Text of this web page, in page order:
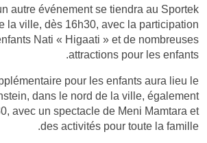
autre événement se tiendra au Sportek
la ville, dès 16h30, avec la participation
Nati « Higaati » et de nombreuses
attractions pour les enfants.
pour les enfants aura lieu le
dans le nord de la ville, également
avec un spectacle de Meni Mamtara et
des activités pour toute la famille.